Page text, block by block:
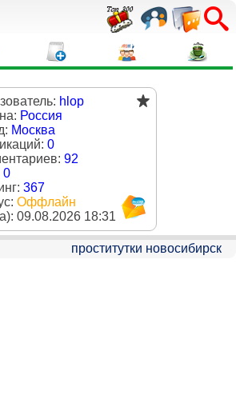
hlop
Россия
Москва
0
92
0
367
Оффлайн
09.08.2026 18:31
проститутки новосибирск